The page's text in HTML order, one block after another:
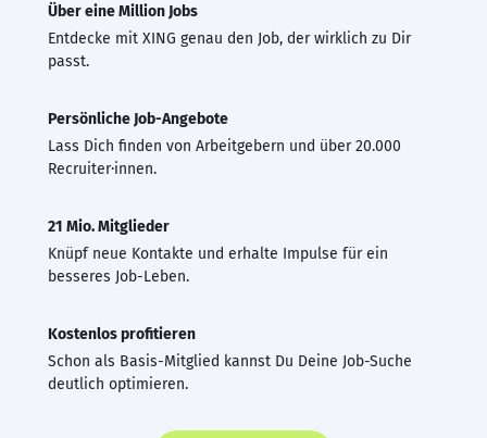
Über eine Million Jobs
Entdecke mit XING genau den Job, der wirklich zu Dir
passt.
Persönliche Job-Angebote
Lass Dich finden von Arbeitgebern und über 20.000
Recruiter·innen.
21 Mio. Mitglieder
Knüpf neue Kontakte und erhalte Impulse für ein
besseres Job-Leben.
Kostenlos profitieren
Schon als Basis-Mitglied kannst Du Deine Job-Suche
deutlich optimieren.